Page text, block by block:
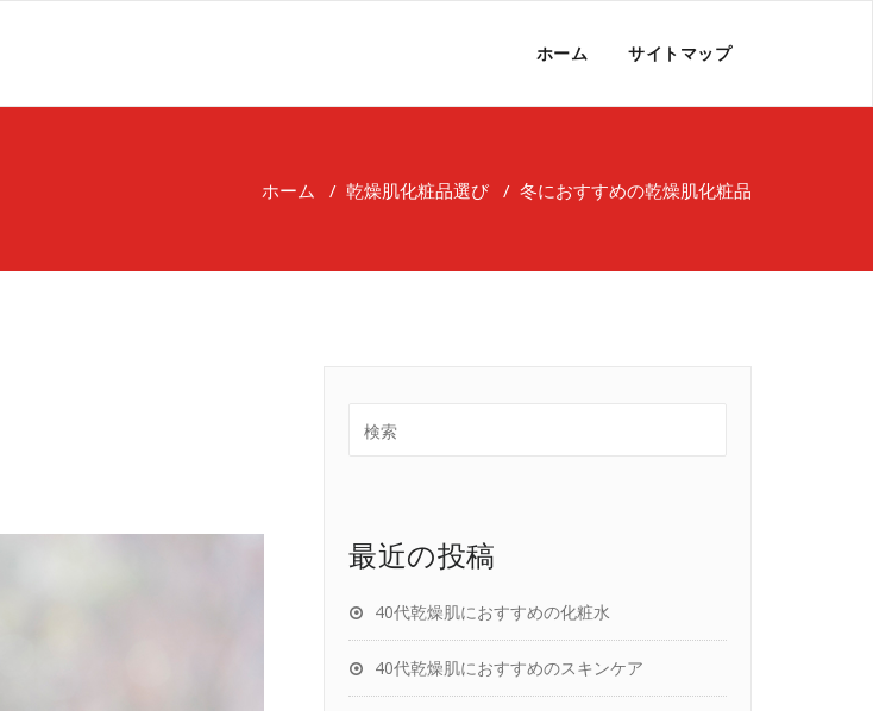
ホーム サイトマップ
ホーム / 乾燥肌化粧品選び / 冬におすすめの乾燥肌化粧品
最近の投稿
40代乾燥肌におすすめの化粧水
40代乾燥肌におすすめのスキンケア